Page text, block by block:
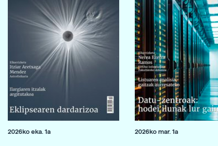
2026ko eka. 1a 2026ko mar. 1a